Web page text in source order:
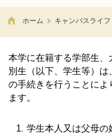
ホーム キャンパスライフ
本学に在籍する学部生
別生（以下、学生等）
の手続きを行うことによ
ます。
学生本人又は父母の